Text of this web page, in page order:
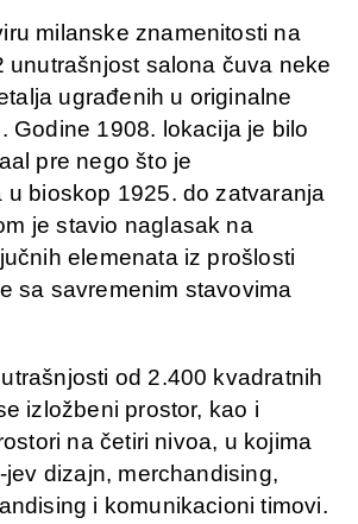
milanske znamenitosti na
unutrašnjost salona čuva neke
ugrađenih u originalne
Godine 1908. lokacija je bilo
pre nego što je
u bioskop 1925. do zatvaranja
je stavio naglasak na
elemenata iz prošlosti
sa savremenim stavovima
od 2.400 kvadratnih
izložbeni prostor, kao i
na četiri nivoa, u kojima
dizajn, merchandising,
i komunikacioni timovi.